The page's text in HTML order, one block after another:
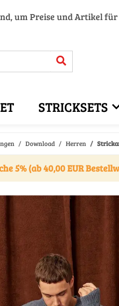
um Preise und Artikel
STRICKSETS
Download Herren
5% (ab 40,00 EUR